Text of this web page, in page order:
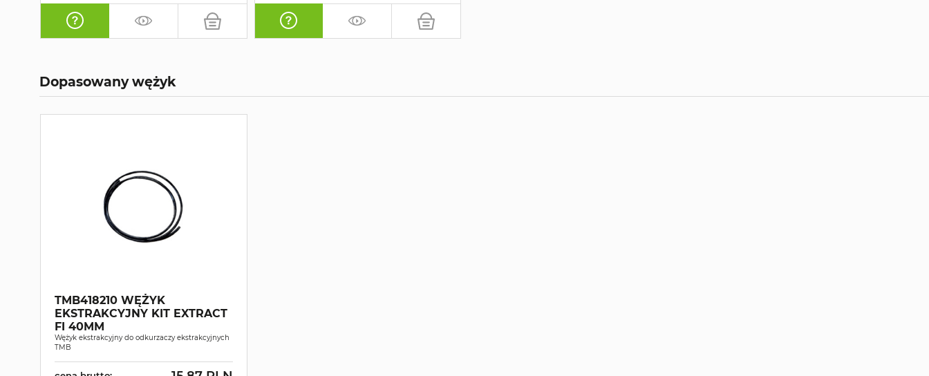
Dopasowany wężyk
TMB418210 WĘŻYK
EKSTRAKCYJNY KIT EXTRACT
FI 40MM
Wężyk ekstrakcyjny do odkurzaczy ekstrakcyjnych
TMB